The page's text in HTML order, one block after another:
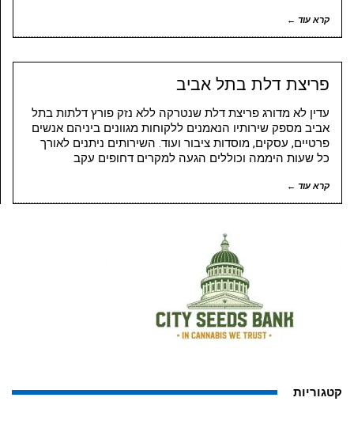
קרא עוד ←
פריצת דלת בתל אביב
עדין לא מדורג פריצת דלת שנטרקה ללא נזק פורץ דלתות בתל
אביב מספק שירותיו הנאמנים ללקוחות מגוונים ביניהם אנשים
פרטיים, עסקים, מוסדות ציבור ועוד. השירותים ניתנים לאורך
כל שעות היממה וכוללים הגעה למקרים דחופים עקב
קרא עוד ←
קטגוריות